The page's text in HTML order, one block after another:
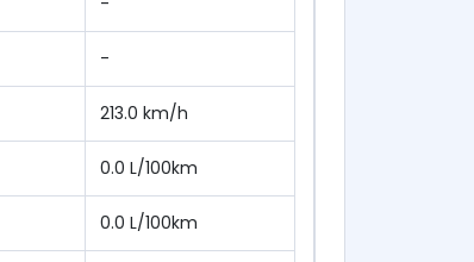
-
213.0 km/h
0.0 L/100km
0.0 L/100km